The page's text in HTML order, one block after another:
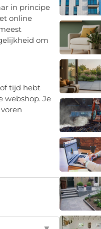
in principe
online
om
tijd hebt
webshop. Je